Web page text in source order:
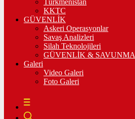
Türkmenistan
KKTC
GÜVENLİK
Askeri Operasyonlar
Savaş Analizleri
Silah Teknolojileri
GÜVENLİK & SAVUNMA
Galeri
Video Galeri
Foto Galeri